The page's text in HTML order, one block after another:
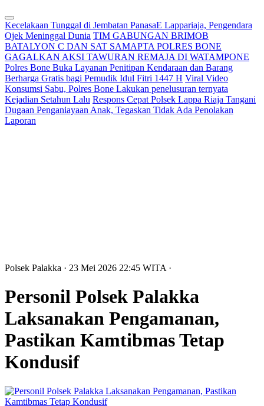
Kecelakaan Tunggal di Jembatan PanasaE Lappariaja, Pengendara
Ojek Meninggal Dunia TIM GABUNGAN BRIMOB
BATALYON C DAN SAT SAMAPTA POLRES BONE
GAGALKAN AKSI TAWURAN REMAJA DI WATAMPONE
Polres Bone Buka Layanan Penitipan Kendaraan dan Barang
Berharga Gratis bagi Pemudik Idul Fitri 1447 H Viral Video
Konsumsi Sabu, Polres Bone Lakukan penelusuran ternyata
Kejadian Setahun Lalu Respons Cepat Polsek Lappa Riaja Tangani
Dugaan Penganiayaan Anak, Tegaskan Tidak Ada Penolakan
Laporan
Polsek Palakka · 23 Mei 2026 22:45 WITA ·
‎Personil Polsek Palakka
Laksanakan Pengamanan,
Pastikan Kamtibmas Tetap
Kondusif